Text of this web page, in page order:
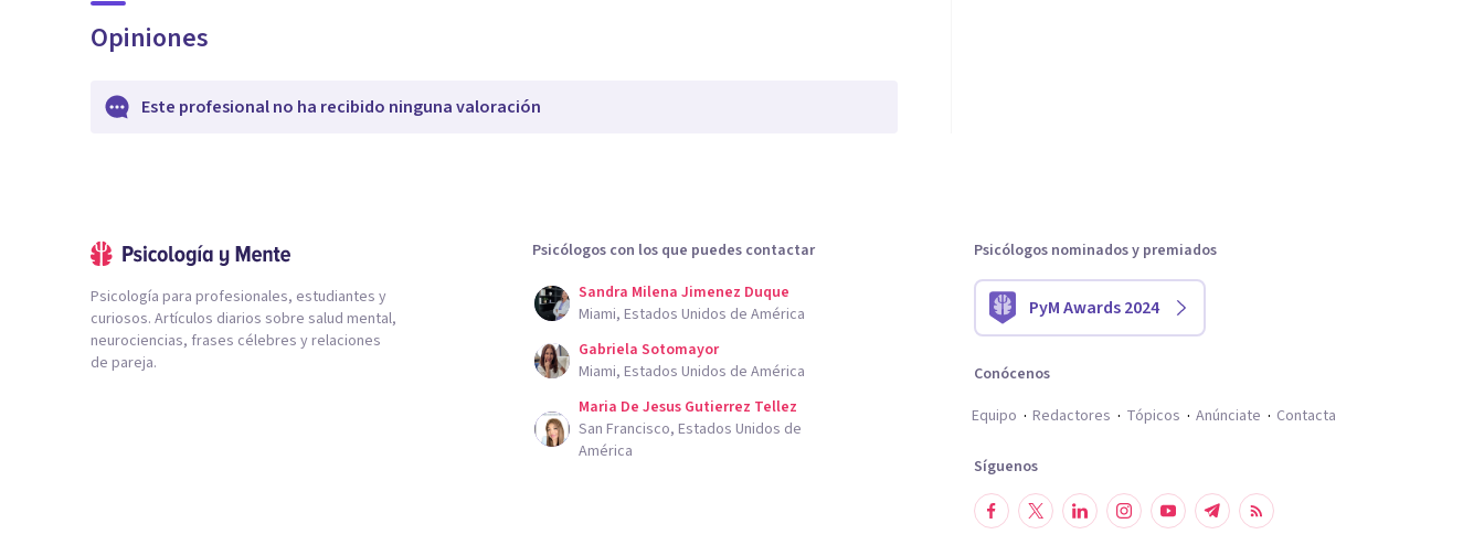
Opiniones
Este profesional no ha recibido ninguna valoración
Psicología para profesionales, estudiantes y
curiosos. Artículos diarios sobre salud mental,
neurociencias, frases célebres y relaciones
de pareja.
Psicólogos con los que puedes contactar
Sandra Milena Jimenez Duque
Miami, Estados Unidos de América
Gabriela Sotomayor
Miami, Estados Unidos de América
Maria De Jesus Gutierrez Tellez
San Francisco, Estados Unidos de
América
Psicólogos nominados y premiados
PyM Awards 2024
Conócenos
Equipo
Redactores Tópicos Anúnciate Contacta
Síguenos